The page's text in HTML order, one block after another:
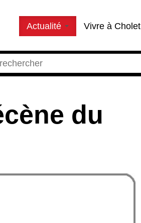
Actualité Vivre à Cholet
du